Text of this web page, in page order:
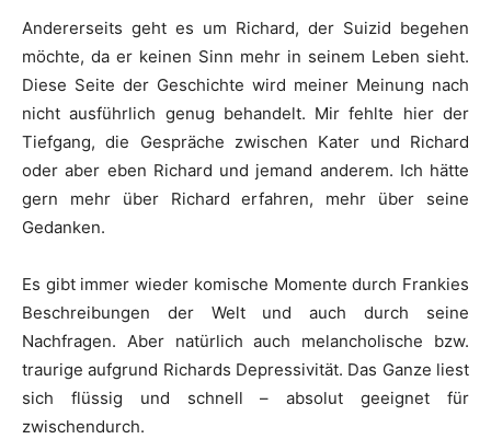
Andererseits geht es um Richard, der Suizid begehen
möchte, da er keinen Sinn mehr in seinem Leben sieht.
Diese Seite der Geschichte wird meiner Meinung nach
nicht ausführlich genug behandelt. Mir fehlte hier der
Tiefgang, die Gespräche zwischen Kater und Richard
oder aber eben Richard und jemand anderem. Ich hätte
gern mehr über Richard erfahren, mehr über seine
Gedanken.
Es gibt immer wieder komische Momente durch Frankies
Beschreibungen der Welt und auch durch seine
Nachfragen. Aber natürlich auch melancholische bzw.
traurige aufgrund Richards Depressivität. Das Ganze liest
sich flüssig und schnell – absolut geeignet für
zwischendurch.